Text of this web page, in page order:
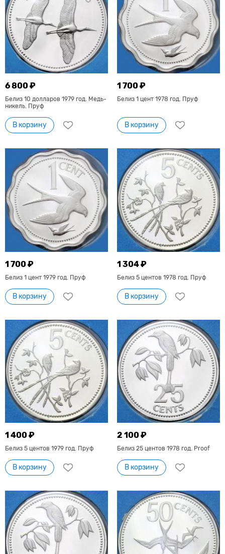
6 800 ₽
Белиз 10 долларов 1979 год. Медь-
никель. Пруф
В корзину
1 700 ₽
Белиз 1 цент 1978 год. Пруф
В корзину
1 700 ₽
Белиз 1 цент 1979 год. Пруф
В корзину
1 304 ₽
Белиз 5 центов 1978 год. Пруф
В корзину
1 400 ₽
Белиз 5 центов 1979 год. Пруф
В корзину
2 100 ₽
Белиз 25 центов 1978 год. Proof
В корзину